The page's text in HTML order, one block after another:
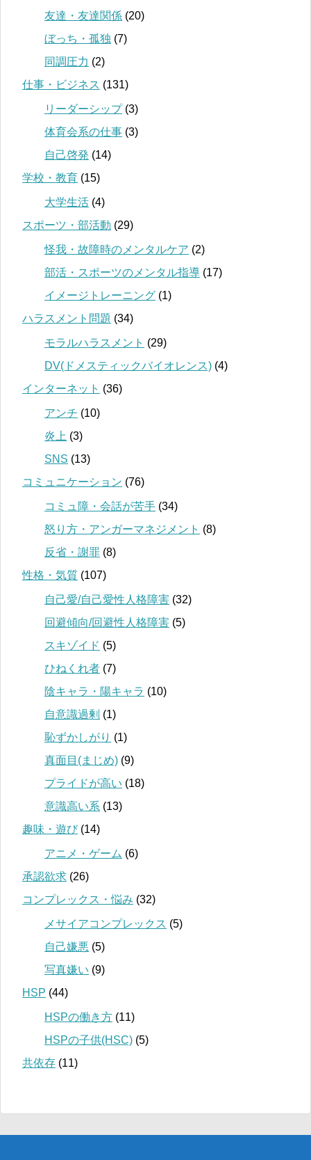
友達・友達関係 (20)
ぼっち・孤独 (7)
同調圧力 (2)
仕事・ビジネス (131)
リーダーシップ(3)
体育会系の仕事 (3)
自己啓発 (14)
学校・教育 (15)
大学生活 (4)
スポーツ・部活動 (29)
怪我・故障時のメンタルケア (2)
部活・スポーツのメンタル指導 (17)
イメージトレーニング (1)
ハラスメント問題 (34)
モラルハラスメント (29)
DV(ドメスティックバイオレンス) (4)
インターネット (36)
アンチ (10)
炎上 (3)
SNS (13)
コミュニケーション (76)
コミュ障・会話が苦手 (34)
怒り方・アンガーマネジメント (8)
反省・謝罪 (8)
性格・気質 (107)
自己愛/自己愛性人格障害 (32)
回避傾向/回避性人格障害 (5)
スキゾイド (5)
ひねくれ者 (7)
陰キャラ・陽キャラ (10)
自意識過剰 (1)
恥ずかしがり (1)
真面目(まじめ) (9)
プライドが高い (18)
意識高い系 (13)
趣味・遊び(14)
アニメ・ゲーム (6)
承認欲求 (26)
コンプレックス・悩み (32)
メサイアコンプレックス (5)
自己嫌悪 (5)
写真嫌い (9)
HSP (44)
HSPの働き方 (11)
HSPの子供(HSC) (5)
共依存 (11)